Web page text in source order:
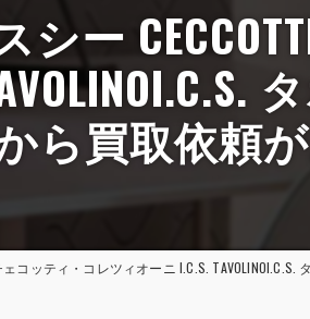
ー
ら買取依頼が
ェコッティ・コレツィオーニ I.C.S.